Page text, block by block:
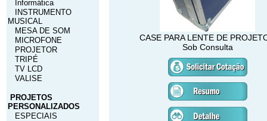
Informática
INSTRUMENTO
MUSICAL
MESA DE SOM
MICROFONE
PROJETOR
TRIPÉ
TV LCD
VALISE
PROJETOS
PERSONALIZADOS
ESPECIAIS
CASE PARA LENTE DE
Sob Consulta